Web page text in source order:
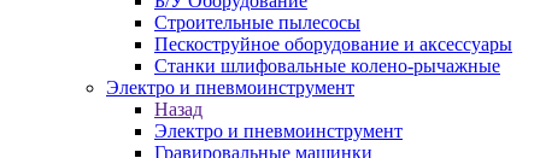
Строительные пылесосы
Пескоструйное оборудование и аксессуары
Станки шлифовальные колено-рычажные
Электро и пневмоинструмент
Назад
Электро и пневмоинструмент
Гравировальные машинки